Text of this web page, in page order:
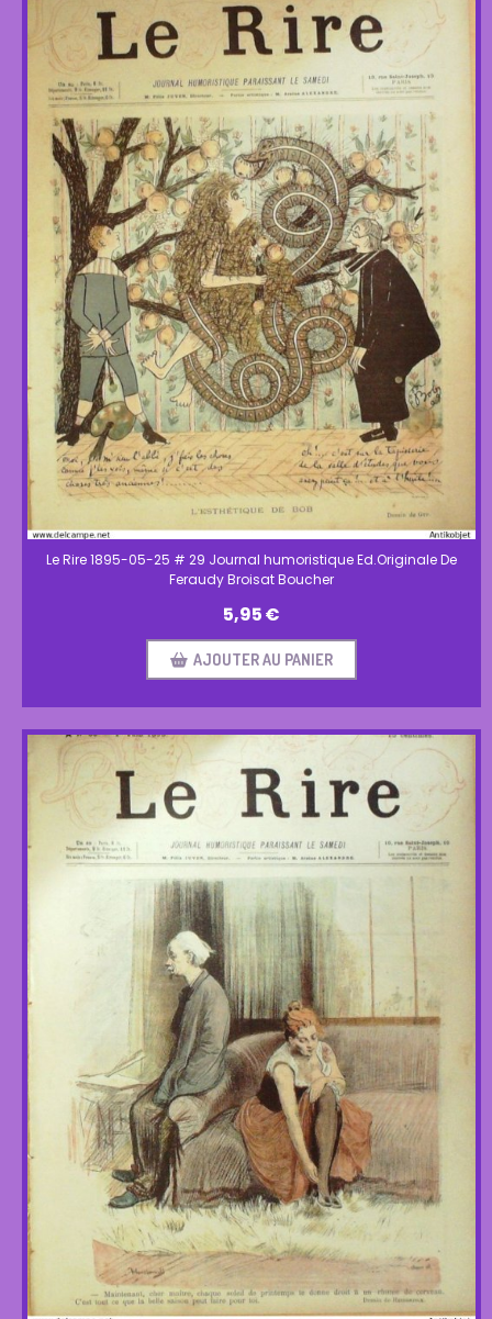
Le Rire 1895-05-25 # 29 Journal humoristique Ed.Originale De
Feraudy Broisat Boucher
5,95€
AJOUTER AU PANIER